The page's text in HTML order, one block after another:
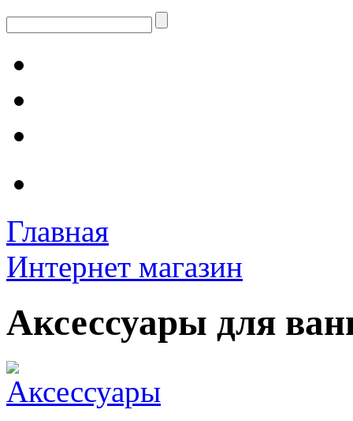
Главная
Интернет магазин
Аксессуары для